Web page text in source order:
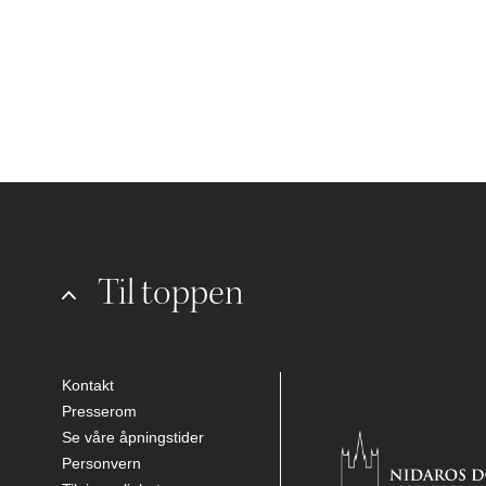
Til toppen
Kontakt
Presserom
Se våre åpningstider
Personvern